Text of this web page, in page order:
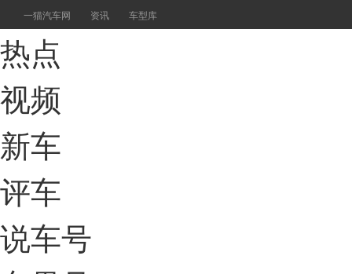
一猫汽车网 资讯 车型库
热点
视频
新车
评车
说车号